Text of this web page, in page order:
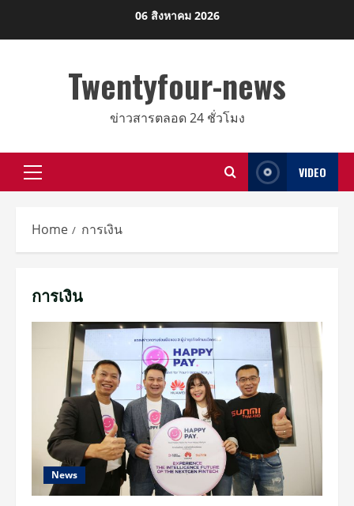
06 สิงหาคม 2026
Twentyfour-news
ข่าวสารตลอด 24 ชั่วโมง
Primary
VIDEO
Home การเงิน
การเงิน
News